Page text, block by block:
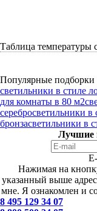
Таблица температуры
Популярные подборки
светильники в стиле
для комнаты в 80 м2
серебросветильники в
бронзасветильники в
Лучшие
Нажимая на
указанный выше
мне. Я ознакомлен и
8 495 129 34 07